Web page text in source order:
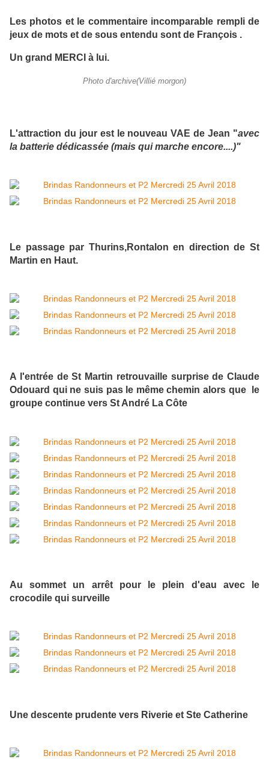
Les photos et le commentaire incomparable rempli de
jeux de mots et de sous entendu sont de François .
Un grand MERCI à lui.
Photo d'archive(Villié morgon)
L'attraction du jour est le nouveau VAE de Jean "avec
la batterie dédicassée (mais qui marche encore....)"
Le passage par Thurins,Rontalon en direction de St
Martin en Haut.
A l'entrée de St Martin retrouvaille surprise de Claude
Odouard qui ne suis pas le même chemin alors que le
groupe continue vers St André La Côte
Au sommet un arrêt pour le plein d'eau avec le
crocodile qui surveille
Une descente prudente vers Riverie et Ste Catherine